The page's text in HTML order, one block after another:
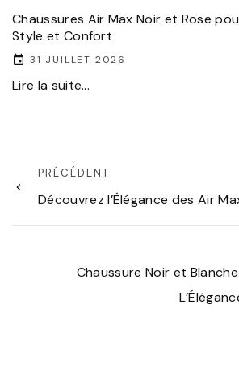
Chaussures Air Max Noir et Rose
Style et Confort
31 JUILLET 2026
Lire la suite...
PRÉCÉDENT
Découvrez l’Élégance des Air
Chaussure Noir et